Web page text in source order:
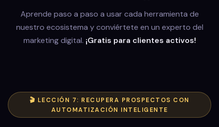
Aprende paso a paso a usar cada herramienta de
nuestro ecosistema y conviértete en un experto del
marketing digital. ¡Gratis para clientes activos!
🎬 LECCIÓN 7: RECUPERA PROSPECTOS CON
AUTOMATIZACIÓN INTELIGENTE